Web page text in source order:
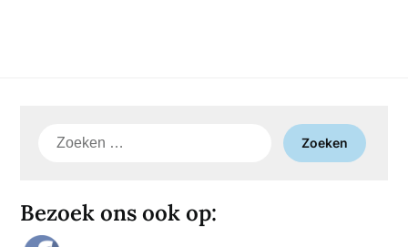
Zoeken
Bezoek ons ook op: